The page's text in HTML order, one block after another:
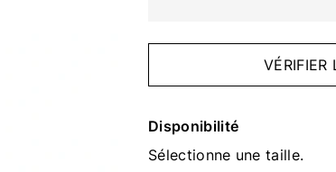
VÉRIFIER
Disponibilité
Sélectionne une taille.